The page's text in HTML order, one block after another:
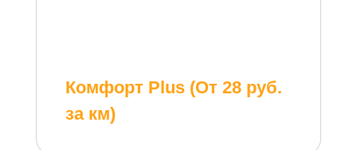
Комфорт Plus (От 28 руб.
за км)